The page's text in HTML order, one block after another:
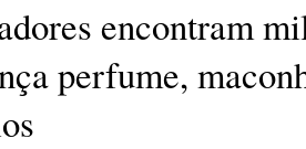
encontram
perfume,